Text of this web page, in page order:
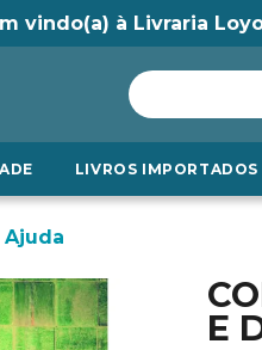
vindo(a) à Livraria
LIVROS IMPORTADOS
E